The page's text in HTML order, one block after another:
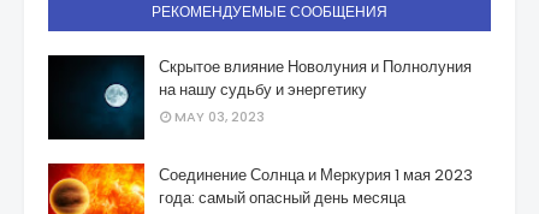
РЕКОМЕНДУЕМЫЕ СООБЩЕНИЯ
Скрытое влияние Новолуния и Полнолуния
на нашу судьбу и энергетику
MAY 03, 2023
Соединение Солнца и Меркурия 1 мая 2023
года: самый опасный день месяца